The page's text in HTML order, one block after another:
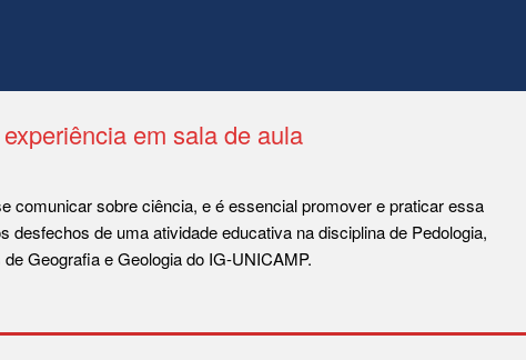
em sala de aula
comunicar sobre ciência, e é essencial promover e praticar essa
desfechos de uma atividade educativa na disciplina de Pedologia,
Geografia e Geologia do IG-UNICAMP.